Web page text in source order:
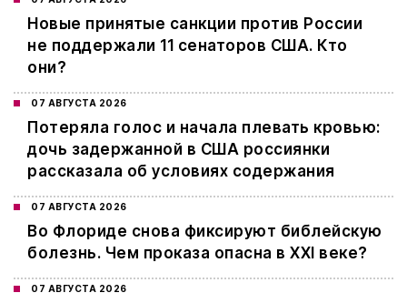
Новые принятые санкции против России
не поддержали 11 сенаторов США. Кто
они?
07 АВГУСТА 2026
Потеряла голос и начала плевать кровью:
дочь задержанной в США россиянки
рассказала об условиях содержания
07 АВГУСТА 2026
Во Флориде снова фиксируют библейскую
болезнь. Чем проказа опасна в XXI веке?
07 АВГУСТА 2026